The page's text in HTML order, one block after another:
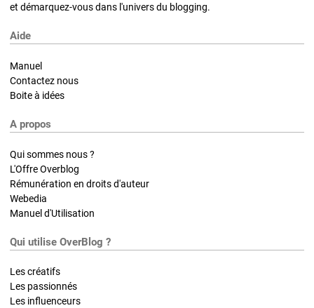
et démarquez-vous dans l'univers du blogging.
Aide
Manuel
Contactez nous
Boite à idées
A propos
Qui sommes nous ?
L'Offre Overblog
Rémunération en droits d'auteur
Webedia
Manuel d'Utilisation
Qui utilise OverBlog ?
Les créatifs
Les passionnés
Les influenceurs